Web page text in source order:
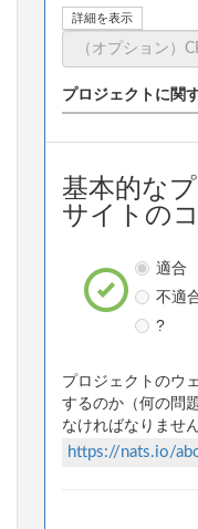
詳細を表示
プロジェクトに関
基本的な
サイトの
適合
不適
?
プロジェクトのウ
するのか（何の問
なければなりませ
https://nats.io/